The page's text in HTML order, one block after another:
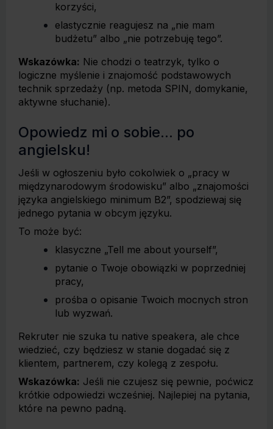
korzyści,
elastycznie reagujesz na „nie mam
budżetu” albo „nie potrzebuję tego”.
Wskazówka: Nie chodzi o teatrzyk, tylko o
logiczne myślenie i znajomość podstawowych
technik sprzedaży (np. metoda SPIN, domykanie,
aktywne słuchanie).
Opowiedz mi o sobie... po
angielsku!
Jeśli w ogłoszeniu było cokolwiek o „pracy w
międzynarodowym środowisku” albo „znajomości
języka angielskiego minimum B2”, spodziewaj się
jednego pytania w obcym języku.
To może być:
klasyczne „Tell me about yourself”,
pytanie o Twoje obowiązki w poprzedniej
pracy,
prośba o opisanie Twoich mocnych stron
lub wyzwań.
Rekruter nie szuka tu native speakera, ale chce
wiedzieć, czy będziesz w stanie dogadać się z
klientem, partnerem, czy kolegą z zespołu.
Wskazówka: Jeśli nie czujesz się pewnie, poćwicz
krótkie odpowiedzi wcześniej. Najlepiej na pytania,
które na pewno padną.